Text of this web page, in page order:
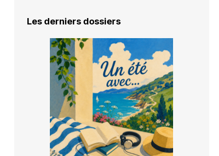
Les derniers dossiers